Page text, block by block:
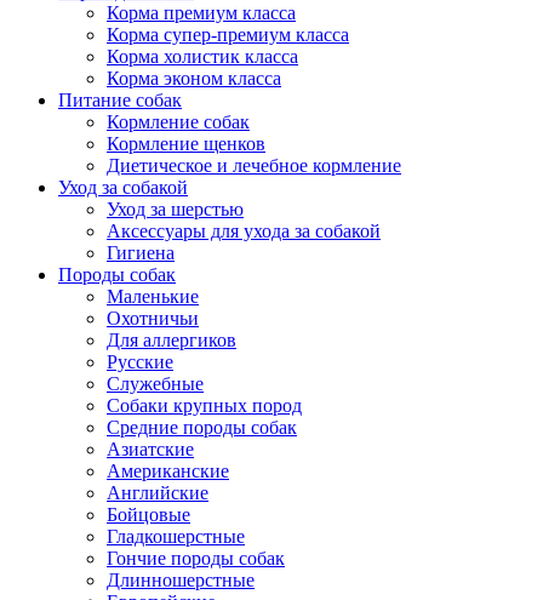
Корма премиум класса
Корма супер-премиум класса
Корма холистик класса
Корма эконом класса
Питание собак
Кормление собак
Кормление щенков
Диетическое и лечебное кормление
Уход за собакой
Уход за шерстью
Аксессуары для ухода за собакой
Гигиена
Породы собак
Маленькие
Охотничьи
Для аллергиков
Русские
Служебные
Собаки крупных пород
Средние породы собак
Азиатские
Американские
Английские
Бойцовые
Гладкошерстные
Гончие породы собак
Длинношерстные